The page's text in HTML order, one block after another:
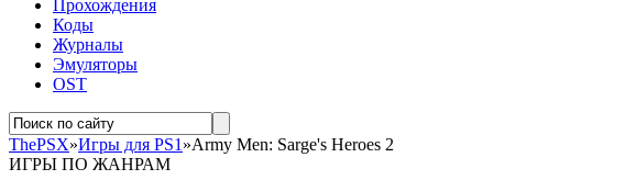
Прохождения
Коды
Журналы
Эмуляторы
OST
ThePSX»Игры для PS1 »Army Men: Sarge's Heroes 2
ИГРЫ ПО ЖАНРАМ